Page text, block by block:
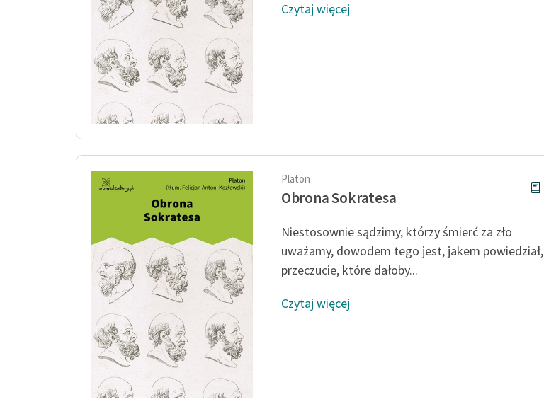
Czytaj więcej
Platon
Obrona Sokratesa
Niestosownie sądzimy, którzy śmierć za zło
uważamy, dowodem tego jest, jakem powiedział,
przeczucie, które dałoby...
Czytaj więcej